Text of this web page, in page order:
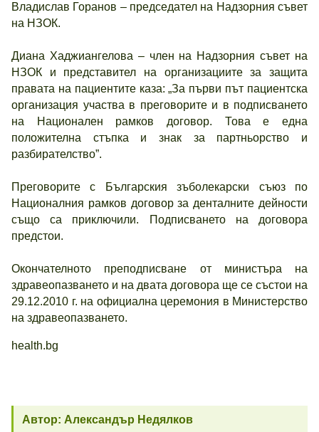
Владислав Горанов – председател на Надзорния съвет
на НЗОК.
Диана Хаджиангелова – член на Надзорния съвет на
НЗОК и представител на организациите за защита
правата на пациентите каза: „За първи път пациентска
организация участва в преговорите и в подписването
на Национален рамков договор. Това е една
положителна стъпка и знак за партньорство и
разбирателство”.
Преговорите с Българския зъболекарски съюз по
Националния рамков договор за денталните дейности
също са приключили. Подписването на договора
предстои.
Окончателното преподписване от министъра на
здравеопазването и на двата договора ще се състои на
29.12.2010 г. на официална церемония в Министерство
на здравеопазването.
health.bg
Автор: Александър Недялков